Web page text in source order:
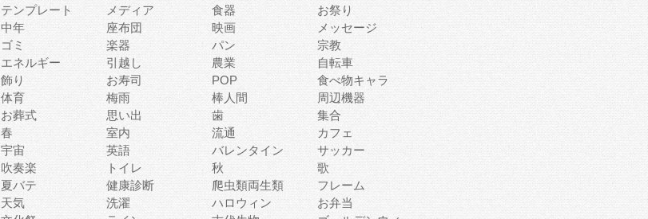
テンプレート メディア 食器
お祭り
中年 座布団 映画
メッセージ
ゴミ 楽器 パン
宗教
エネルギー 引越し 農業
自転車
飾り お寿司 POP
食べ物キャラ
体育 梅雨 棒人間
周辺機器
お葬式 思い出 歯
集合
春 室内 流通
カフェ
宇宙 英語 バレンタイン
サッカー
吹奏楽 トイレ 秋
歌
夏バテ 健康診断 爬虫類両生類
フレーム
天気 洗濯 ハロウィン
お弁当